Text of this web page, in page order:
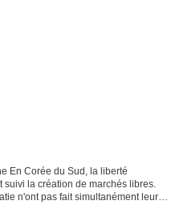
En Corée du Sud, la liberté
la création de marchés libres.
n'ont pas fait simultanément leur